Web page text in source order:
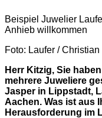
Beispiel Juwelier
Anhieb willkommen
Foto: Laufer /
Herr Kitzig, Sie
mehrere Juweliere
Jasper in Lippstadt,
Aachen. Was ist aus
Herausforderung im